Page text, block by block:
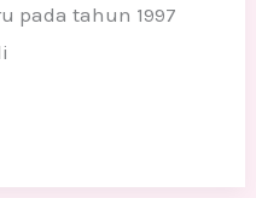
pada tahun 1997